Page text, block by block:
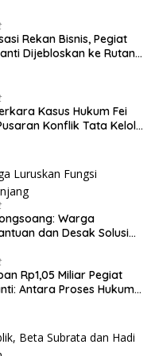
Rekan Bisnis, Pegiat
Dijebloskan ke Rutan
Kasus Hukum Fei
Konflik Tata Kelola
Warga
dan Desak Solusi
Rp1,05 Miliar Pegiat
Antara Proses Hukum,